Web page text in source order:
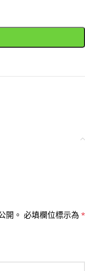
開。 必填欄位標示為 *